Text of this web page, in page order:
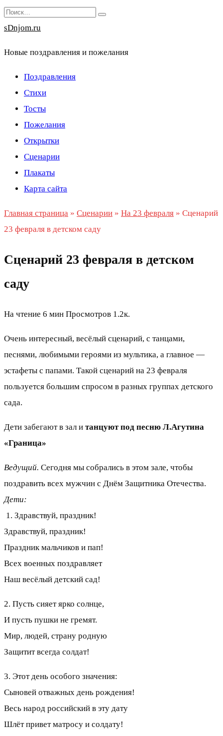
Перейти
к
Search
for:
sDnjom.ru
Новые поздравления и пожелания
Поздравления
Стихи
Тосты
Пожелания
Открытки
Сценарии
Плакаты
Карта сайта
Главная страница » Сценарии » На 23 февраля » Сценарий
23 февраля в детском саду
Сценарий 23 февраля в детском
саду
На чтение 6 мин Просмотров 1.2к.
Очень интересный, весёлый сценарий, с танцами,
песнями, любимыми героями из мультика, а главное —
эстафеты с папами. Такой сценарий на 23 февраля
пользуется большим спросом в разных группах детского
сада.
Дети забегают в зал и танцуют под песню Л.Агутина
«Граница»
Ведущий. Сегодня мы собрались в этом зале, чтобы
поздравить всех мужчин с Днём Защитника Отечества.
Дети:
1. Здравствуй, праздник!
Здравствуй, праздник!
Праздник мальчиков и пап!
Всех военных поздравляет
Наш весёлый детский сад!
2. Пусть сияет ярко солнце,
И пусть пушки не гремят.
Мир, людей, страну родную
Защитит всегда солдат!
3. Этот день особого значения:
Сыновей отважных день рождения!
Весь народ российский в эту дату
Шлёт привет матросу и солдату!